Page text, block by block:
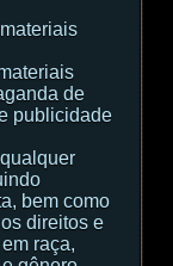
de
publicidade
bem como
direitos e
raça,